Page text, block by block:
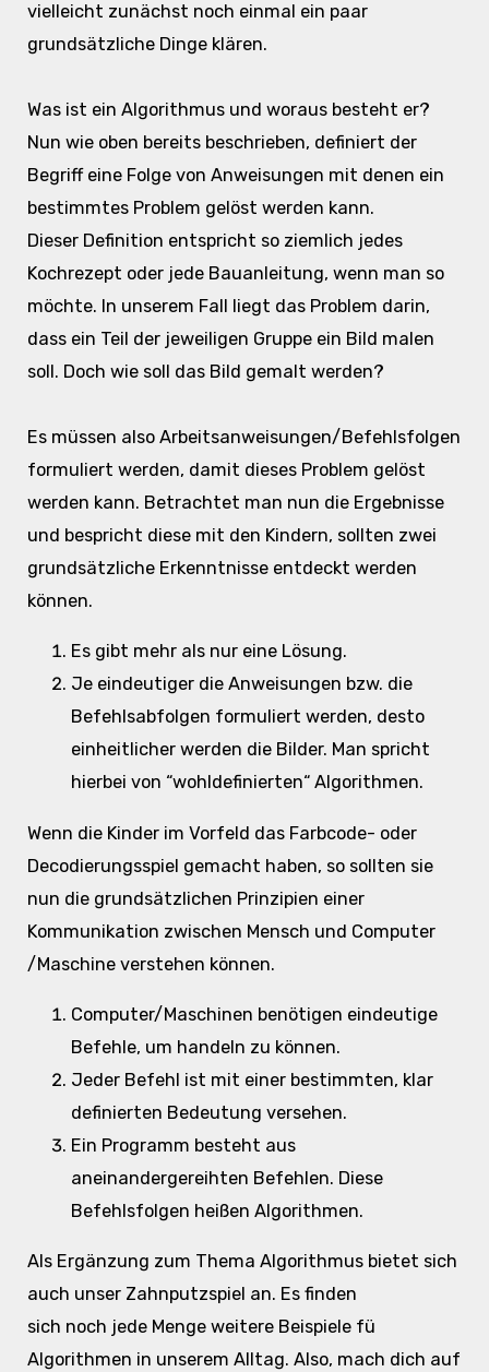
vielleicht zunächst noch einmal ein paar
grundsätzliche Dinge klären.
Was ist ein Algorithmus und woraus besteht er?
Nun wie oben bereits beschrieben, definiert der
Begriff eine Folge von Anweisungen mit denen ein
bestimmtes Problem gelöst werden kann.
Dieser Definition entspricht so ziemlich jedes
Kochrezept oder jede Bauanleitung, wenn man so
möchte. In unserem Fall liegt das Problem darin,
dass ein Teil der jeweiligen Gruppe ein Bild malen
soll. Doch wie soll das Bild gemalt werden?
Es müssen also Arbeitsanweisungen/Befehlsfolgen
formuliert werden, damit dieses Problem gelöst
werden kann. Betrachtet man nun die Ergebnisse
und bespricht diese mit den Kindern, sollten zwei
grundsätzliche Erkenntnisse entdeckt werden
können.
Es gibt mehr als nur eine Lösung.
Je eindeutiger die Anweisungen bzw. die
Befehlsabfolgen formuliert werden, desto
einheitlicher werden die Bilder. Man spricht
hierbei von “wohldefinierten“ Algorithmen.
Wenn die Kinder im Vorfeld das Farbcode- oder
Decodierungsspiel gemacht haben, so sollten sie
nun die grundsätzlichen Prinzipien einer
Kommunikation zwischen Mensch und Computer
/Maschine verstehen können.
Computer/Maschinen benötigen eindeutige
Befehle, um handeln zu können.
Jeder Befehl ist mit einer bestimmten, klar
definierten Bedeutung versehen.
Ein Programm besteht aus
aneinandergereihten Befehlen. Diese
Befehlsfolgen heißen Algorithmen.
Als Ergänzung zum Thema Algorithmus bietet sich
auch unser Zahnputzspiel an. Es finden
sich noch jede Menge weitere Beispiele fü
Algorithmen in unserem Alltag. Also, mach dich auf